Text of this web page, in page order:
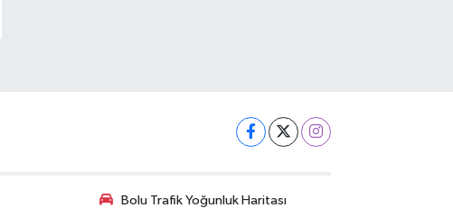
Bolu Trafik Yoğunluk Haritası